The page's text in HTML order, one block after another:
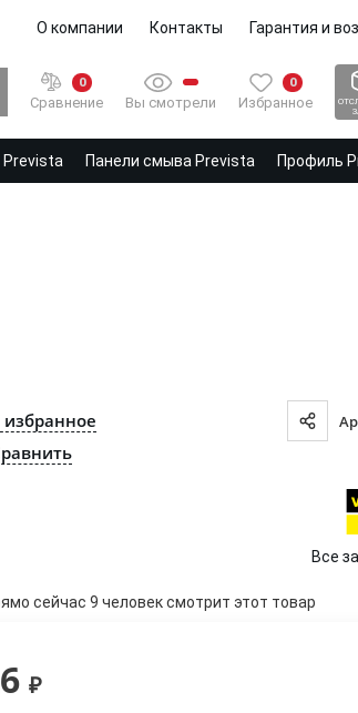
О компании Контакты Гарантия и
0
Сравнение Вы смотрели
0
Избранное
Prevista Панели смыва Prevista Профиль
избранное
Все
сейчас 9 человек смотрит этот товар
₽